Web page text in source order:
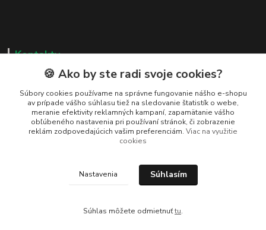
Kontakty
Zákaznická podpora
+421 919 037 687
Po – Pi 8:00 – 17:00
vcelarstvotrizuliak@centrum.sk
Vytvorené na Eshop-rychlo.sk
🍪 Ako by ste radi svoje cookies?
Súbory cookies používame na správne fungovanie nášho e-shopu
av prípade vášho súhlasu tiež na sledovanie štatistík o webe,
meranie efektivity reklamných kampaní, zapamätanie vášho
obľúbeného nastavenia pri používaní stránok, či zobrazenie
reklám zodpovedajúcich vašim preferenciám. Viac na využitie
cookies
Nastavenia Súhlasím
Súhlas môžete odmietnuťtu.